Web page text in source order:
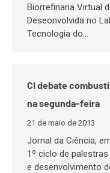
Biorrefinaria Virtual
Deseonvolvida no
Tecnologia do…
CI debate
na segunda-feira
21 de maio de 2013
Jornal da Ciência,
1º ciclo de
e desenvolvimento